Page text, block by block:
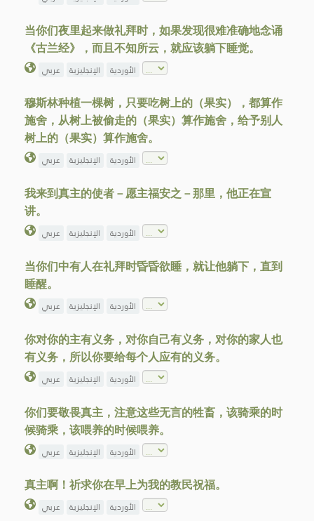
当你们夜里起来做礼拜时，如果发现很难准确地念诵
《古兰经》，而且不知所云，就应该躺下睡觉。
عربي الإنجليزية الأوردية
穆斯林种植一棵树，只要吃树上的（果实），都算作
施舍，从树上被偷走的（果实）算作施舍，给予别人
树上的（果实）算作施舍。
عربي الإنجليزية الأوردية
我来到真主的使者－愿主福安之－那里，他正在宣
讲。
عربي الإنجليزية الأوردية
当你们中有人在礼拜时昏昏欲睡，就让他躺下，直到
睡醒。
عربي الإنجليزية الأوردية
你对你的主有义务，对你自己有义务，对你的家人也
有义务，所以你要给每个人应有的义务。
عربي الإنجليزية الأوردية
你们要敬畏真主，注意这些无言的牲畜，该骑乘的时
候骑乘，该喂养的时候喂养。
عربي الإنجليزية الأوردية
真主啊！祈求你在早上为我的教民祝福。
عربي الإنجليزية الأوردية